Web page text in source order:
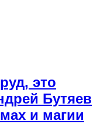
это
Бутяев
и магии